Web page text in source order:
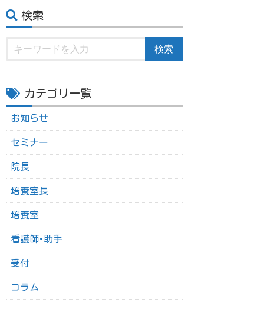
検索
検索
カテゴリ一覧
お知らせ
セミナー
院長
培養室長
培養室
看護師･助手
受付
コラム